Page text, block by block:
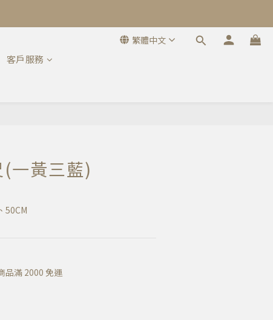
繁體中文
客戶服務
一黃三藍)
50CM
品滿 2000 免運